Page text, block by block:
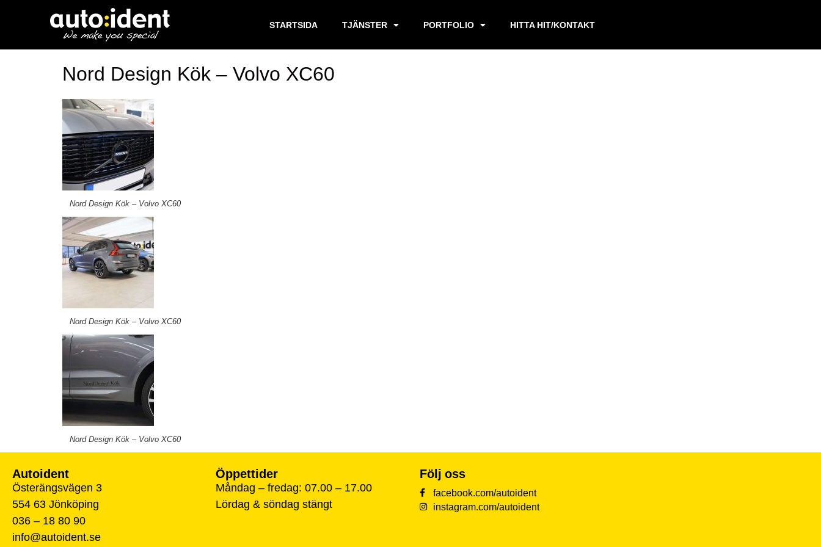
STARTSIDA TJÄNSTER PORTFOLIO HITTA HIT/KONTAKT
Nord Design Kök – Volvo XC60
Nord Design Kök – Volvo XC60
Nord Design Kök – Volvo XC60
Nord Design Kök – Volvo XC60
Autoident
Österängsvägen 3
554 63 Jönköping
036 – 18 80 90
info@autoident.se
Öppettider
Måndag – fredag: 07.00 – 17.00
Lördag & söndag stängt
Följ oss
facebook.com/autoident
instagram.com/autoident